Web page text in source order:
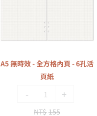
方
格
頁
-
6
A5 無時效 - 全方格內頁 - 6孔活
頁紙
- +
NT$155